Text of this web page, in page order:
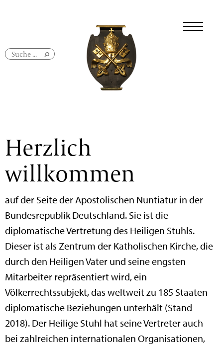
Herzlich
willkommen
auf der Seite der Apostolischen Nuntiatur in der
Bundesrepublik Deutschland. Sie ist die
diplomatische Vertretung des Heiligen Stuhls.
Dieser ist als Zentrum der Katholischen Kirche, die
durch den Heiligen Vater und seine engsten
Mitarbeiter repräsentiert wird, ein
Völkerrechtssubjekt, das weltweit zu 185 Staaten
diplomatische Beziehungen unterhält (Stand
2018). Der Heilige Stuhl hat seine Vertreter auch
bei zahlreichen internationalen Organisationen,